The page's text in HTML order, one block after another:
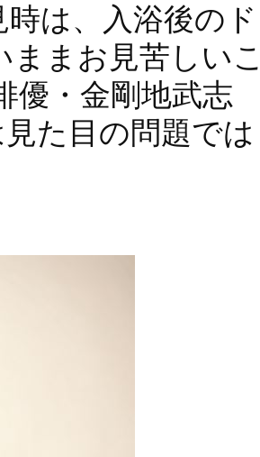
は、入浴後のド
まお見苦しいこ
優・金剛地武志
た目の問題では